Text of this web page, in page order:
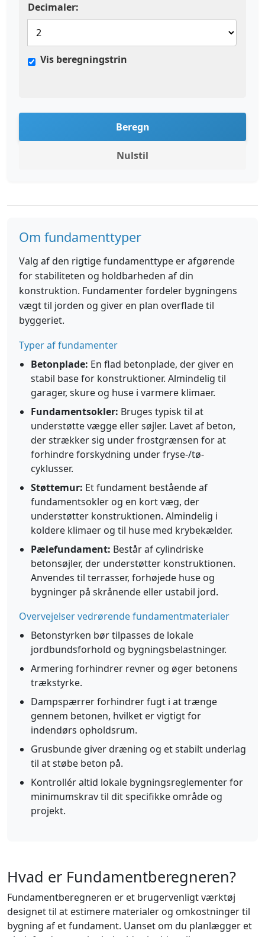
Decimaler:
Vis beregningstrin
Beregn
Nulstil
Om fundamenttyper
Valg af den rigtige fundamenttype er afgørende
for stabiliteten og holdbarheden af din
konstruktion. Fundamenter fordeler bygningens
vægt til jorden og giver en plan overflade til
byggeriet.
Typer af fundamenter
Betonplade: En flad betonplade, der giver en
stabil base for konstruktioner. Almindelig til
garager, skure og huse i varmere klimaer.
Fundamentsokler: Bruges typisk til at
understøtte vægge eller søjler. Lavet af beton,
der strækker sig under frostgrænsen for at
forhindre forskydning under fryse-/tø-
cyklusser.
Støttemur: Et fundament bestående af
fundamentsokler og en kort væg, der
understøtter konstruktionen. Almindelig i
koldere klimaer og til huse med krybekælder.
Pælefundament: Består af cylindriske
betonsøjler, der understøtter konstruktionen.
Anvendes til terrasser, forhøjede huse og
bygninger på skrånende eller ustabil jord.
Overvejelser vedrørende fundamentmaterialer
Betonstyrken bør tilpasses de lokale
jordbundsforhold og bygningsbelastninger.
Armering forhindrer revner og øger betonens
trækstyrke.
Dampspærrer forhindrer fugt i at trænge
gennem betonen, hvilket er vigtigt for
indendørs opholdsrum.
Grusbunde giver dræning og et stabilt underlag
til at støbe beton på.
Kontrollér altid lokale bygningsreglementer for
minimumskrav til dit specifikke område og
projekt.
Hvad er Fundamentberegneren?
Fundamentberegneren er et brugervenligt værktøj
designet til at estimere materialer og omkostninger til
bygning af et fundament. Uanset om du planlægger et